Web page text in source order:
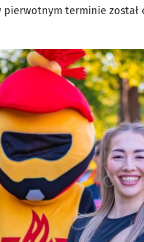
pierwotnym terminie